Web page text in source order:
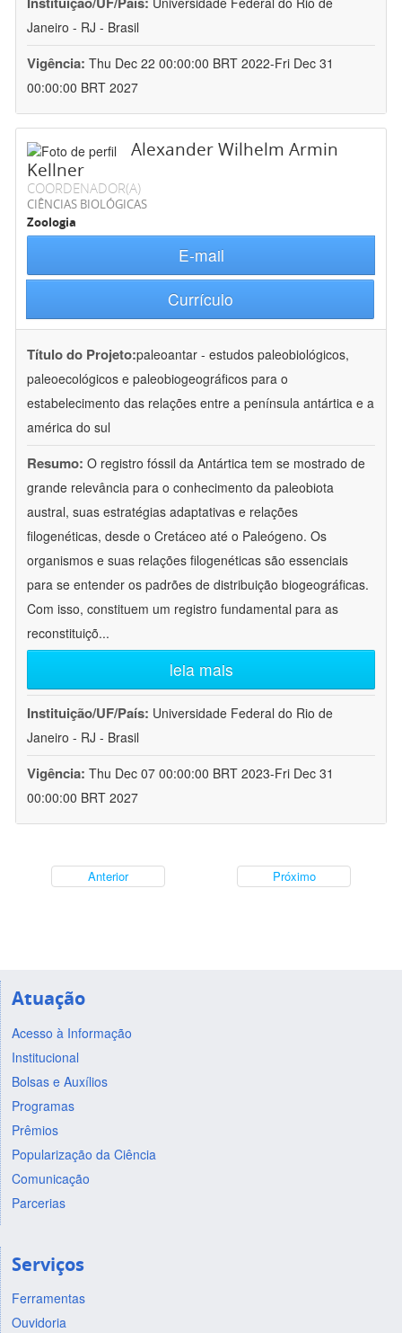
Janeiro - RJ - Brasil
Vigência: Thu Dec 22 00:00:00 BRT 2022-Fri Dec 31
00:00:00 BRT 2027
Alexander Wilhelm Armin
Kellner
COORDENADOR(A)
CIÊNCIAS BIOLÓGICAS
Zoologia
E-mail
Currículo
Título do Projeto:paleoantar - estudos paleobiológicos,
paleoecológicos e paleobiogeográficos para o
estabelecimento das relações entre a península antártica e a
américa do sul
Resumo: O registro fóssil da Antártica tem se mostrado de
grande relevância para o conhecimento da paleobiota
austral, suas estratégias adaptativas e relações
filogenéticas, desde o Cretáceo até o Paleógeno. Os
organismos e suas relações filogenéticas são essenciais
para se entender os padrões de distribuição biogeográficas.
Com isso, constituem um registro fundamental para as
reconstituiçõ...
leia mais
Instituição/UF/País: Universidade Federal do Rio de
Janeiro - RJ - Brasil
Vigência: Thu Dec 07 00:00:00 BRT 2023-Fri Dec 31
00:00:00 BRT 2027
Anterior Próximo
Atuação
Acesso à Informação
Institucional
Bolsas e Auxílios
Programas
Prêmios
Popularização da Ciência
Comunicação
Parcerias
Serviços
Ferramentas
Ouvidoria